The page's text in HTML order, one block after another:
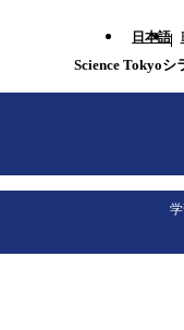
日本語
Science Tokyoシ